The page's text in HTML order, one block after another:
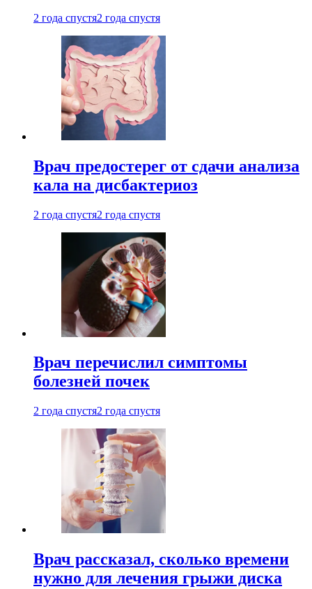
2 года спустя2 года спустя
Врач предостерег от сдачи анализа
кала на дисбактериоз
2 года спустя2 года спустя
Врач перечислил симптомы
болезней почек
2 года спустя2 года спустя
Врач рассказал, сколько времени
нужно для лечения грыжи диска